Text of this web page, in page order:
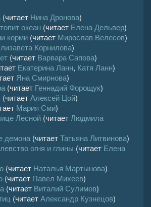
(читает Нина Дронова)
океан (читает Елена Дельвер)
корми (читает Мирослав Велесов)
Корнилова)
(читает Варвара Сапова)
Екатерина Ланн, Катя Ланн)
Яна Смирнова)
(читает Геннадий Форощук)
(читаетАлексей Цой)
Мария Сми)
Лесной (читает Людмила
демона (читаетТатьяна Литвинова)
огня и глины (читает Елена
(читает Наталья Мартынова)
(читает Павел Михеев)
(читает Виталий Сулимов)
(читаетАлександр Кузнецов)